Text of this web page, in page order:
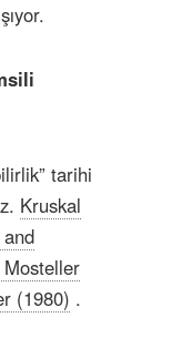
tarihi
Kruskal
(1980) .